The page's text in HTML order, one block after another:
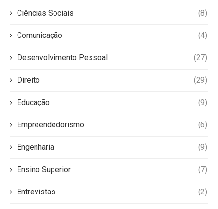
Ciências Sociais (8)
Comunicação (4)
Desenvolvimento Pessoal (27)
Direito (29)
Educação (9)
Empreendedorismo (6)
Engenharia (9)
Ensino Superior (7)
Entrevistas (2)